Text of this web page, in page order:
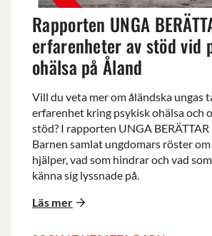
vid
psykisk
ohälsa
på
Åland
Rapporten UNGA
erfarenheter av stöd vid
ohälsa på Åland
Vill du veta mer om åländska ungas
erfarenhet kring psykisk ohälsa och
stöd? I rapporten UNGA BERÄTTAR
Barnen samlat ungdomars röster
hjälper, vad som hindrar och vad
känna sig lyssnade på.
Läs mer